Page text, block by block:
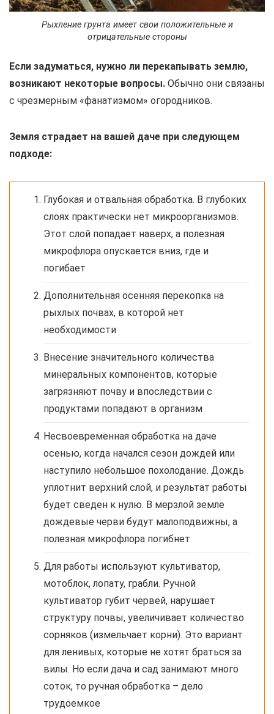
Рыхление грунта имеет свои положительные и
отрицательные стороны
Если задуматься, нужно ли перекапывать землю,
возникают некоторые вопросы. Обычно они связаны
с чрезмерным «фанатизмом» огородников.
Земля страдает на вашей даче при следующем
подходе:
Глубокая и отвальная обработка. В глубоких
слоях практически нет микроорганизмов.
Этот слой попадает наверх, а полезная
микрофлора опускается вниз, где и
погибает
Дополнительная осенняя перекопка на
рыхлых почвах, в которой нет
необходимости
Внесение значительного количества
минеральных компонентов, которые
загрязняют почву и впоследствии с
продуктами попадают в организм
Несвоевременная обработка на даче
осенью, когда начался сезон дождей или
наступило небольшое похолодание. Дождь
уплотнит верхний слой, и результат работы
будет сведен к нулю. В мерзлой земле
дождевые черви будут малоподвижны, а
полезная микрофлора погибнет
Для работы используют культиватор,
мотоблок, лопату, грабли. Ручной
культиватор губит червей, нарушает
структуру почвы, увеличивает количество
сорняков (измельчает корни). Это вариант
для ленивых, которые не хотят браться за
вилы. Но если дача и сад занимают много
соток, то ручная обработка – дело
трудоемкое